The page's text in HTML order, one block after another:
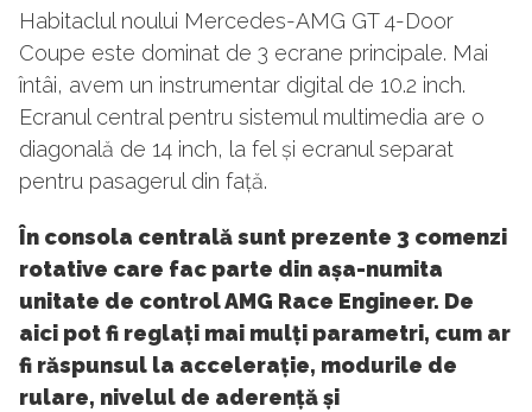
Habitaclul noului Mercedes-AMG GT 4-Door
Coupe este dominat de 3 ecrane principale. Mai
întâi, avem un instrumentar digital de 10.2 inch.
Ecranul central pentru sistemul multimedia are o
diagonală de 14 inch, la fel și ecranul separat
pentru pasagerul din față.
În consola centrală sunt prezente 3 comenzi
rotative care fac parte din așa-numita
unitate de control AMG Race Engineer. De
aici pot fi reglați mai mulți parametri, cum ar
fi răspunsul la accelerație, modurile de
rulare, nivelul de aderență și